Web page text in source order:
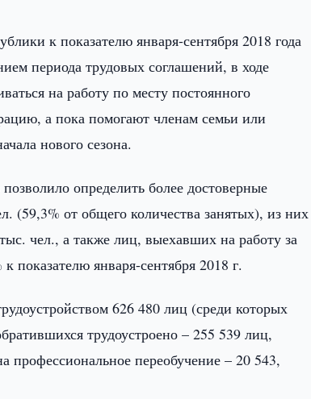
к показателю января-сентября 2018 года
периода трудовых соглашений, в ходе
на работу по месту постоянного
а пока помогают членам семьи или
нового сезона.
определить более достоверные
(59,3% от общего количества занятых), из них
чел., а также лиц, выехавших на работу за
показателю января-сентября 2018 г.
626 480 лиц (среди которых
трудоустроено – 255 539 лиц,
переобучение – 20 543,